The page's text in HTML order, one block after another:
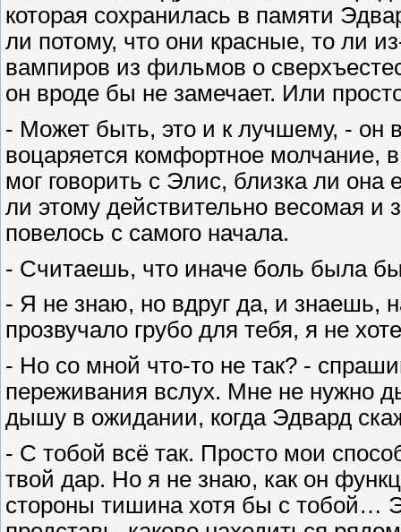
которая сохранилась в памяти
ли потому, что они красные, то ли
вампиров из фильмов о
он вроде бы не замечает. Или
- Может быть, это и к лучшему, - он
воцаряется комфортное молчание,
мог говорить с Элис, близка ли
ли этому действительно весомая и
повелось с самого начала.
- Считаешь, что иначе боль была
- Я не знаю, но вдруг да, и знаешь,
прозвучало грубо для тебя, я не
- Но со мной что-то не так? -
переживания вслух. Мне не нужно
дышу в ожидании, когда Эдвард
- С тобой всё так. Просто мои
твой дар. Но я не знаю, как он
стороны тишина хотя бы с тобой…